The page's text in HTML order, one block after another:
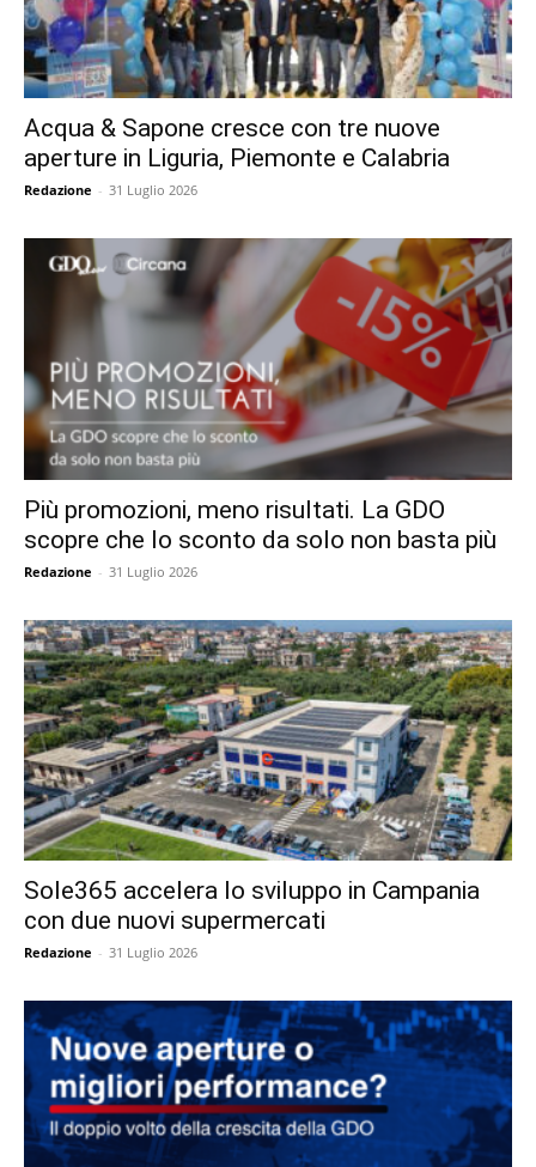
Acqua & Sapone cresce con tre nuove
aperture in Liguria, Piemonte e Calabria
Redazione - 31 Luglio 2026
Più promozioni, meno risultati. La GDO
scopre che lo sconto da solo non basta più
Redazione - 31 Luglio 2026
Sole365 accelera lo sviluppo in Campania
con due nuovi supermercati
Redazione - 31 Luglio 2026